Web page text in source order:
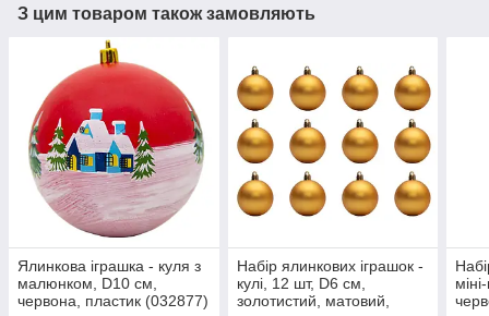
З цим товаром також замовляють
Ялинкова іграшка - куля з
малюнком, D10 см,
червона, пластик (032877)
Набір ялинкових іграшок -
кулі, 12 шт, D6 см,
золотистий, матовий,